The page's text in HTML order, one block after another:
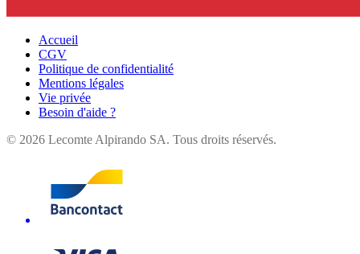
Accueil
CGV
Politique de confidentialité
Mentions légales
Vie privée
Besoin d'aide ?
© 2026 Lecomte Alpirando SA. Tous droits réservés.